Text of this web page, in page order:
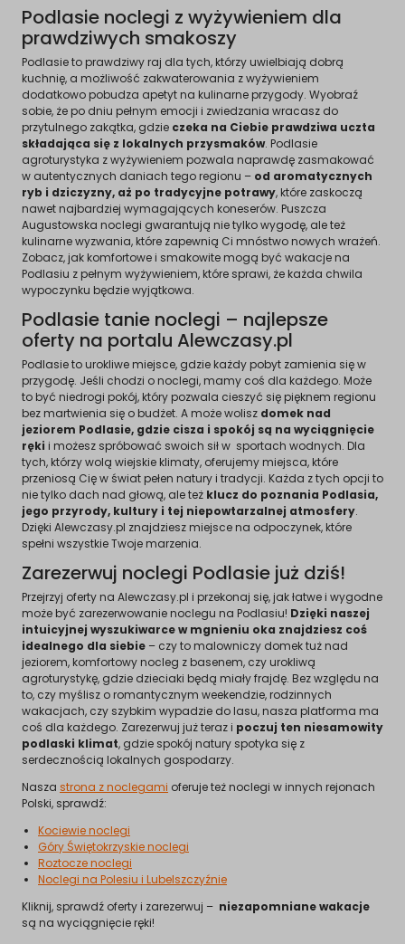
Podlasie noclegi z wyżywieniem dla
prawdziwych smakoszy
Podlasie to prawdziwy raj dla tych, którzy uwielbiają dobrą
kuchnię, a możliwość zakwaterowania z wyżywieniem
dodatkowo pobudza apetyt na kulinarne przygody. Wyobraź
sobie, że po dniu pełnym emocji i zwiedzania wracasz do
przytulnego zakątka, gdzie czeka na Ciebie prawdziwa uczta
składająca się z lokalnych przysmaków. Podlasie
agroturystyka z wyżywieniem pozwala naprawdę zasmakować
w autentycznych daniach tego regionu – od aromatycznych
ryb i dziczyzny, aż po tradycyjne potrawy, które zaskoczą
nawet najbardziej wymagających koneserów. Puszcza
Augustowska noclegi gwarantują nie tylko wygodę, ale też
kulinarne wyzwania, które zapewnią Ci mnóstwo nowych wrażeń.
Zobacz, jak komfortowe i smakowite mogą być wakacje na
Podlasiu z pełnym wyżywieniem, które sprawi, że każda chwila
wypoczynku będzie wyjątkowa.
Podlasie tanie noclegi – najlepsze
oferty na portalu Alewczasy.pl
Podlasie to urokliwe miejsce, gdzie każdy pobyt zamienia się w
przygodę. Jeśli chodzi o noclegi, mamy coś dla każdego. Może
to być niedrogi pokój, który pozwala cieszyć się pięknem regionu
bez martwienia się o budżet. A może wolisz domek nad
jeziorem Podlasie, gdzie cisza i spokój są na wyciągnięcie
ręki i możesz spróbować swoich sił w sportach wodnych. Dla
tych, którzy wolą wiejskie klimaty, oferujemy miejsca, które
przeniosą Cię w świat pełen natury i tradycji. Każda z tych opcji to
nie tylko dach nad głową, ale też klucz do poznania Podlasia,
jego przyrody, kultury i tej niepowtarzalnej atmosfery.
Dzięki Alewczasy.pl znajdziesz miejsce na odpoczynek, które
spełni wszystkie Twoje marzenia.
Zarezerwuj noclegi Podlasie już dziś!
Przejrzyj oferty na Alewczasy.pl i przekonaj się, jak łatwe i wygodne
może być zarezerwowanie noclegu na Podlasiu! Dzięki naszej
intuicyjnej wyszukiwarce w mgnieniu oka znajdziesz coś
idealnego dla siebie – czy to malowniczy domek tuż nad
jeziorem, komfortowy nocleg z basenem, czy urokliwą
agroturystykę, gdzie dzieciaki będą miały frajdę. Bez względu na
to, czy myślisz o romantycznym weekendzie, rodzinnych
wakacjach, czy szybkim wypadzie do lasu, nasza platforma ma
coś dla każdego. Zarezerwuj już teraz i poczuj ten niesamowity
podlaski klimat, gdzie spokój natury spotyka się z
serdecznością lokalnych gospodarzy.
Nasza strona z noclegami oferuje też noclegi w innych rejonach
Polski, sprawdź:
Kociewie noclegi
Góry Świętokrzyskie noclegi
Roztocze noclegi
Noclegi na Polesiu i Lubelszczyźnie
Kliknij, sprawdź oferty i zarezerwuj – niezapomniane wakacje
są na wyciągnięcie ręki!